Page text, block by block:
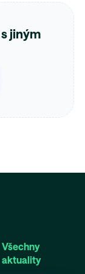
jiným
Všechny
aktuality